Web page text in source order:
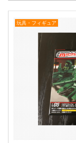
玩具・フィギュア